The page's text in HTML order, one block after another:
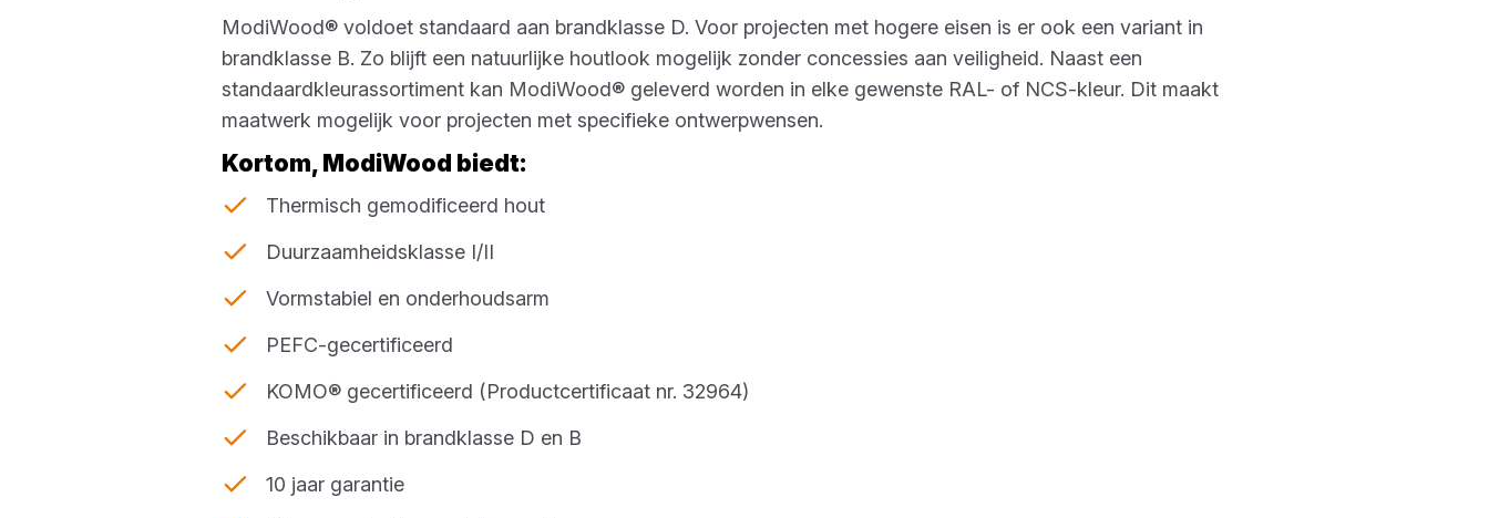
ModiWood® voldoet standaard aan brandklasse D. Voor projecten met hogere eisen is er ook een variant in
brandklasse B. Zo blijft een natuurlijke houtlook mogelijk zonder concessies aan veiligheid. Naast een
standaardkleurassortiment kan ModiWood® geleverd worden in elke gewenste RAL- of NCS-kleur. Dit maakt
maatwerk mogelijk voor projecten met specifieke ontwerpwensen.
Kortom, ModiWood biedt:
Thermisch gemodificeerd hout
Duurzaamheidsklasse I/II
Vormstabiel en onderhoudsarm
PEFC-gecertificeerd
KOMO® gecertificeerd (Productcertificaat nr. 32964)
Beschikbaar in brandklasse D en B
10 jaar garantie